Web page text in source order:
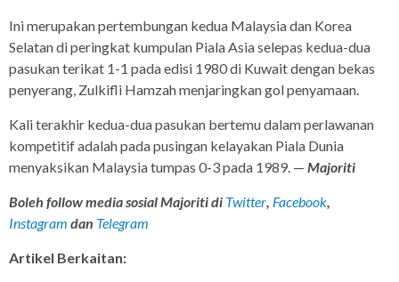
Ini merupakan pertembungan kedua Malaysia dan Korea
Selatan di peringkat kumpulan Piala Asia selepas kedua-dua
pasukan terikat 1-1 pada edisi 1980 di Kuwait dengan bekas
penyerang, Zulkifli Hamzah menjaringkan gol penyamaan.
Kali terakhir kedua-dua pasukan bertemu dalam perlawanan
kompetitif adalah pada pusingan kelayakan Piala Dunia
menyaksikan Malaysia tumpas 0-3 pada 1989. — Majoriti
Boleh follow media sosial Majoriti di Twitter Facebook
Instagram dan Telegram
Artikel Berkaitan: